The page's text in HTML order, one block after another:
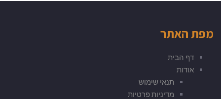
מפת האתר
דף הבית
אודות
תנאי שימוש
מדיניות פרטיות